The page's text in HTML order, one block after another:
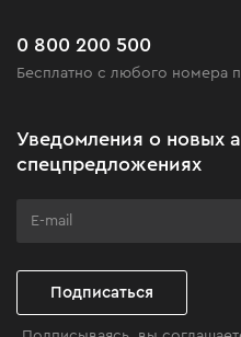
Черная пятница
Клуб мастерства
Часто задаваемые вопросы
0 800 200 500
Бесплатно с любого номера
Уведомления о новых
спецпредложениях
Подписаться